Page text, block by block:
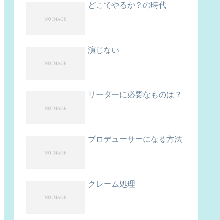
どこでやるか？の時代
演じない
リーダーに必要なものは？
プロデューサーになる方法
クレーム処理